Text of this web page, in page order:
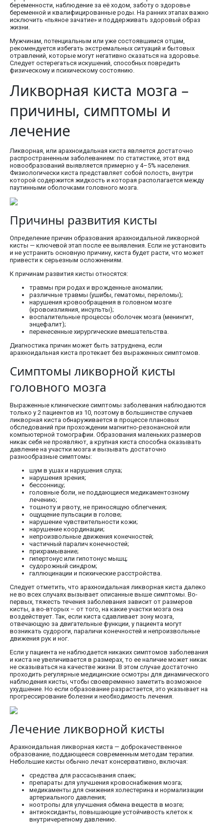
беременности, наблюдение за её ходом, заботу о здоровье
беременной и квалифицированные роды. На ранних этапах важно
исключить «пьяное зачатие» и поддерживать здоровый образ
жизни.
Мужчинам, потенциальным или уже состоявшимся отцам,
рекомендуется избегать экстремальных ситуаций и бытовых
отравлений, которые могут негативно сказаться на здоровье.
Следует остерегаться искушений, способных повредить
физическому и психическому состоянию.
Ликворная киста мозга –
причины, симптомы и
лечение
Ликворная, или арахноидальная киста является достаточно
распространенным заболеванием: по статистике, этот вид
новообразований выявляется примерно у 4–5% населения.
Физиологически киста представляет собой полость, внутри
которой содержится жидкость и которая располагается между
паутинными оболочками головного мозга.
Причины развития кисты
Определение причин образования арахноидальной ликворной
кисты — ключевой этап после ее выявления. Если не установить
и не устранить основную причину, киста будет расти, что может
привести к серьезным осложнениям.
К причинам развития кисты относятся:
травмы при родах и врожденные аномалии;
различные травмы (ушибы, гематомы, переломы);
нарушения кровообращения в головном мозге
(кровоизлияния, инсульты);
воспалительные процессы оболочек мозга (менингит,
энцефалит);
перенесенные хирургические вмешательства.
Диагностика причин может быть затруднена, если
арахноидальная киста протекает без выраженных симптомов.
Симптомы ликворной кисты
головного мозга
Выраженные клинические симптомы заболевания наблюдаются
только у 2 пациентов из 10, поэтому в большинстве случаев
ликворная киста обнаруживается в процессе плановых
обследований при прохождении магнитно-резонансной или
компьютерной томографии. Образования маленьких размеров
никак себя не проявляют, а крупная киста способна оказывать
давление на участки мозга и вызывать достаточно
разнообразные симптомы:
шум в ушах и нарушения слуха;
нарушения зрения;
бессонницу;
головные боли, не поддающиеся медикаментозному
лечению;
тошноту и рвоту, не приносящую облегчения;
ощущение пульсации в голове;
нарушение чувствительности кожи;
нарушение координации;
непроизвольные движения конечностей;
частичный паралич конечностей;
прихрамывание;
гипертонус или гипотонус мышц;
судорожный синдром;
галлюцинации и психические расстройства.
Следует отметить, что арахноидальная ликворная киста далеко
не во всех случаях вызывает описанные выше симптомы. Во-
первых, тяжесть течения заболевания зависит от размеров
кисты, а во-вторых – от того, на какие участки мозга она
воздействует. Так, если киста сдавливает зону мозга,
отвечающую за двигательные функции, у пациента могут
возникать судороги, параличи конечностей и непроизвольные
движения рук и ног.
Если у пациента не наблюдается никаких симптомов заболевания
и киста не увеличивается в размерах, то ее наличие может никак
не сказываться на качестве жизни. В этом случае достаточно
проходить регулярные медицинские осмотры для динамического
наблюдения кисты, чтобы своевременно заметить возможное
ухудшение. Но если образование разрастается, это указывает на
прогрессирование болезни и необходимость лечения.
Лечение ликворной кисты
Арахноидальная ликворная киста — доброкачественное
образование, поддающееся современным методам терапии.
Небольшие кисты обычно лечат консервативно, включая:
средства для рассасывания спаек;
препараты для улучшения кровоснабжения мозга;
медикаменты для снижения холестерина и нормализации
артериального давления;
ноотропы для улучшения обмена веществ в мозге;
антиоксиданты, повышающие устойчивость клеток к
внутричерепному давлению.